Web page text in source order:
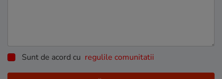
Sunt de acord cu regulile comunitatii